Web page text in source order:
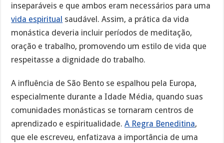
inseparáveis e que ambos eram necessários para uma
vida espiritual saudável. Assim, a prática da vida
monástica deveria incluir períodos de meditação,
oração e trabalho, promovendo um estilo de vida que
respeitasse a dignidade do trabalho.
A influência de São Bento se espalhou pela Europa,
especialmente durante a Idade Média, quando suas
comunidades monásticas se tornaram centros de
aprendizado e espiritualidade.A Regra Beneditina,
que ele escreveu, enfatizava a importância de uma